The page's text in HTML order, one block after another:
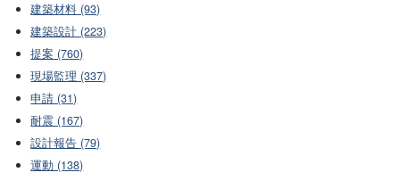
建築材料 (93)
建築設計 (223)
提案 (760)
現場監理 (337)
申請 (31)
耐震 (167)
設計報告 (79)
運動 (138)